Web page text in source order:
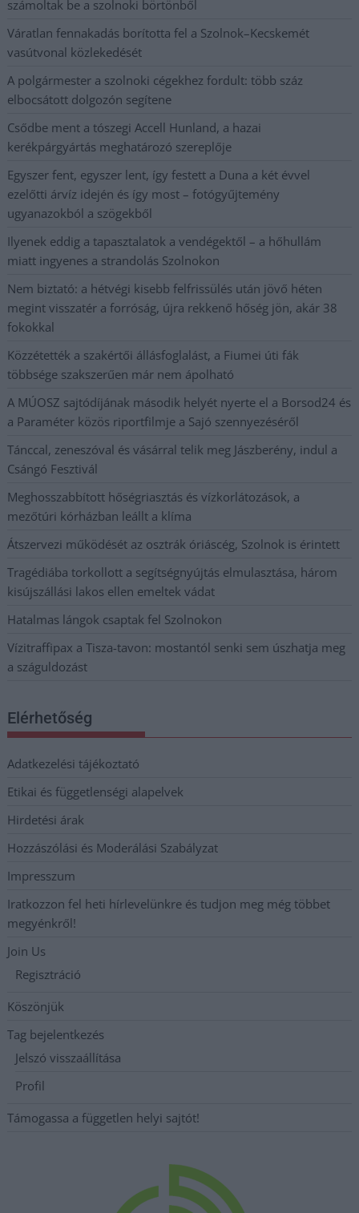
számoltak be a szolnoki börtönből
Váratlan fennakadás borította fel a Szolnok–Kecskemét
vasútvonal közlekedését
A polgármester a szolnoki cégekhez fordult: több száz
elbocsátott dolgozón segítene
Csődbe ment a tószegi Accell Hunland, a hazai
kerékpárgyártás meghatározó szereplője
Egyszer fent, egyszer lent, így festett a Duna a két évvel
ezelőtti árvíz idején és így most – fotógyűjtemény
ugyanazokból a szögekből
Ilyenek eddig a tapasztalatok a vendégektől – a hőhullám
miatt ingyenes a strandolás Szolnokon
Nem biztató: a hétvégi kisebb felfrissülés után jövő héten
megint visszatér a forróság, újra rekkenő hőség jön, akár 38
fokokkal
Közzétették a szakértői állásfoglalást, a Fiumei úti fák
többsége szakszerűen már nem ápolható
A MÚOSZ sajtódíjának második helyét nyerte el a Borsod24 és
a Paraméter közös riportfilmje a Sajó szennyezéséről
Tánccal, zeneszóval és vásárral telik meg Jászberény, indul a
Csángó Fesztivál
Meghosszabbított hőségriasztás és vízkorlátozások, a
mezőtúri kórházban leállt a klíma
Átszervezi működését az osztrák óriáscég, Szolnok is érintett
Tragédiába torkollott a segítségnyújtás elmulasztása, három
kisújszállási lakos ellen emeltek vádat
Hatalmas lángok csaptak fel Szolnokon
Vízitraffipax a Tisza-tavon: mostantól senki sem úszhatja meg
a száguldozást
Elérhetőség
Adatkezelési tájékoztató
Etikai és függetlenségi alapelvek
Hirdetési árak
Hozzászólási és Moderálási Szabályzat
Impresszum
Iratkozzon fel heti hírlevelünkre és tudjon meg még többet
megyénkről!
Join Us
Regisztráció
Köszönjük
Tag bejelentkezés
Jelszó visszaállítása
Profil
Támogassa a független helyi sajtót!